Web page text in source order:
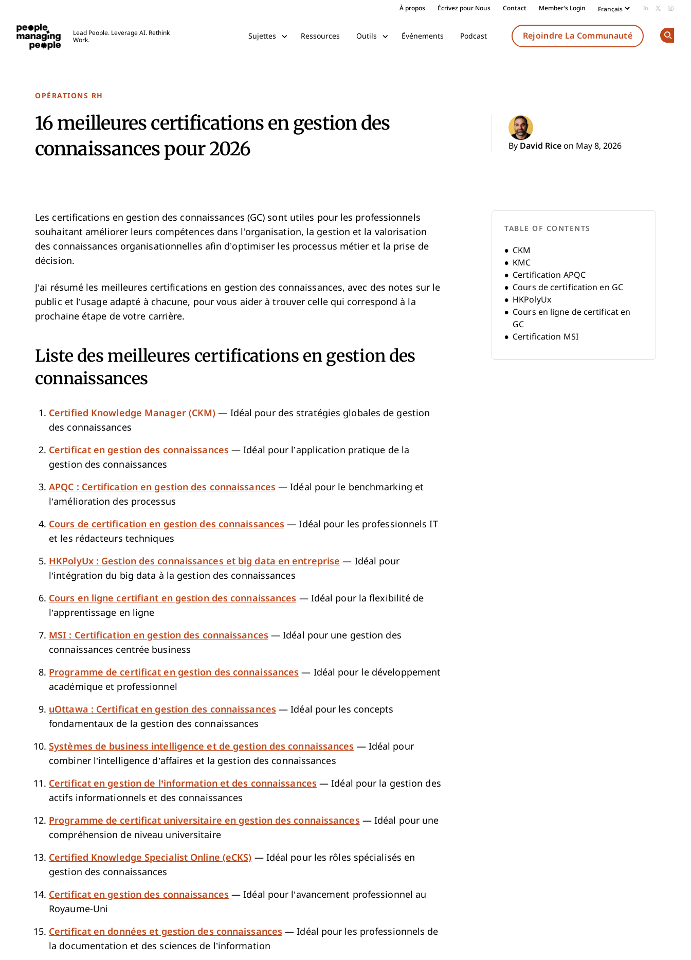
À propos Écrivez pour Nous Contact Member's Login Add us on
Follow
Lead People. Leverage AI. Rethink
Work.
Sujettes Ressources Outils Événements Podcast Rejoindre La Communauté
OPÉRATIONS RH
16 meilleures certifications en gestion des
connaissances pour 2026
By David Rice on May 8, 2026
Les certifications en gestion des connaissances (GC) sont utiles pour les professionnels
souhaitant améliorer leurs compétences dans l'organisation, la gestion et la valorisation
des connaissances organisationnelles afin d’optimiser les processus métier et la prise de
décision.
J’ai résumé les meilleures certifications en gestion des connaissances, avec des notes sur le
public et l’usage adapté à chacune, pour vous aider à trouver celle qui correspond à la
prochaine étape de votre carrière.
Liste des meilleures certifications en gestion des
connaissances
Certified Knowledge Manager (CKM) — Idéal pour des stratégies globales de gestion
des connaissances
Certificat en gestion des connaissances — Idéal pour l’application pratique de la
gestion des connaissances
APQC : Certification en gestion des connaissances — Idéal pour le benchmarking et
l’amélioration des processus
Cours de certification en gestion des connaissances — Idéal pour les professionnels IT
et les rédacteurs techniques
HKPolyUx : Gestion des connaissances et big data en entreprise — Idéal pour
l’intégration du big data à la gestion des connaissances
Cours en ligne certifiant en gestion des connaissances — Idéal pour la flexibilité de
l’apprentissage en ligne
MSI : Certification en gestion des connaissances — Idéal pour une gestion des
connaissances centrée business
Programme de certificat en gestion des connaissances — Idéal pour le développement
académique et professionnel
uOttawa : Certificat en gestion des connaissances — Idéal pour les concepts
fondamentaux de la gestion des connaissances
Systèmes de business intelligence et de gestion des connaissances — Idéal pour
combiner l’intelligence d’affaires et la gestion des connaissances
Certificat en gestion de l’information et des connaissances — Idéal pour la gestion des
actifs informationnels et des connaissances
Programme de certificat universitaire en gestion des connaissances — Idéal pour une
compréhension de niveau universitaire
Certified Knowledge Specialist Online (eCKS) — Idéal pour les rôles spécialisés en
gestion des connaissances
Certificat en gestion des connaissances — Idéal pour l’avancement professionnel au
Royaume-Uni
Certificat en données et gestion des connaissances — Idéal pour les professionnels de
la documentation et des sciences de l’information
TABLE OF CONTENTS
CKM
KMC
Certification APQC
Cours de certification en GC
HKPolyUx
Cours en ligne de certificat en
GC
Certification MSI
Certificat uOttawa